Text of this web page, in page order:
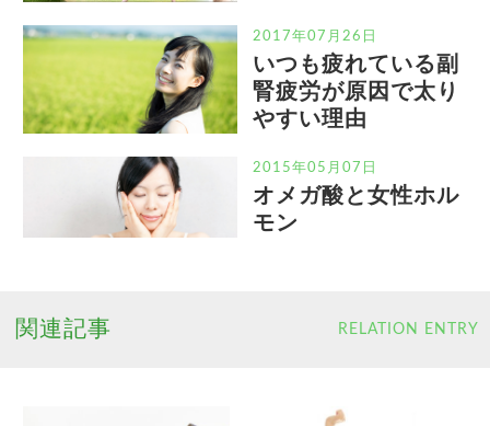
2017年07月26日
いつも疲れている副
腎疲労が原因で太り
やすい理由
2015年05月07日
オメガ酸と女性ホル
モン
関連記事 RELATION ENTRY